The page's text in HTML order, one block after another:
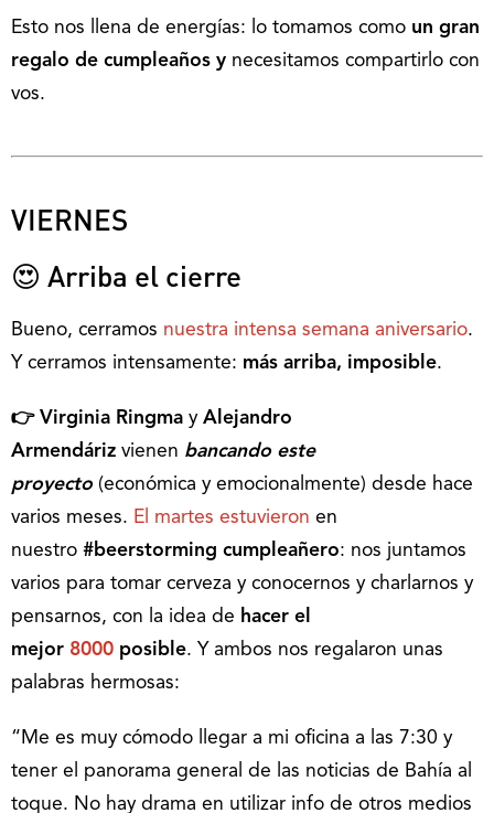
Esto nos llena de energías: lo tomamos como un gran
regalo de cumpleaños y necesitamos compartirlo con
vos.
VIERNES
😍 Arriba el cierre
Bueno, cerramos nuestra intensa semana aniversario.
Y cerramos intensamente: más arriba, imposible.
👉 Virginia Ringma y Alejandro
Armendáriz vienen bancando este
proyecto (económica y emocionalmente) desde hace
varios meses. El martes estuvieron en
nuestro #beerstorming cumpleañero: nos juntamos
varios para tomar cerveza y conocernos y charlarnos y
pensarnos, con la idea de hacer el
mejor 8000 posible. Y ambos nos regalaron unas
palabras hermosas:
“Me es muy cómodo llegar a mi oficina a las 7:30 y
tener el panorama general de las noticias de Bahía al
toque. No hay drama en utilizar info de otros medios